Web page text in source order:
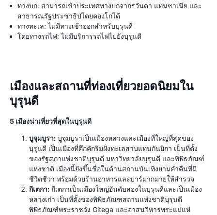
ทางบก: สามารถเข้าประเทศทางบกจากรวันดา แทนซาเนีย และ
สาธารณรัฐประชาธิปไตยคองโกได้
ทางทะเล: ไม่มีทางเข้าออกสำหรับบุรุนดี
โดยทางรถไฟ: ไม่มีบริการรถไฟไปยังบุรุนดี
เมืองและสถานที่ท่องเที่ยวยอดนิยมใน
บุรุนดี
5 เมืองน่าเที่ยวที่สุดในบุรุนดี
บูจุมบูรา: บูจุมบูราเป็นเมืองหลวงและเมืองที่ใหญ่ที่สุดของ
บุรุนดี เป็นเมืองที่คึกคักริมฝั่งทะเลสาบแทนกันยิกา เป็นที่ตั้ง
ของรัฐสภาแห่งชาติบุรุนดี มหาวิทยาลัยบุรุนดี และพิพิธภัณฑ์
แห่งชาติ เมืองนี้ยังขึ้นชื่อในด้านสถานบันเทิงยามค่ำคืนที่มี
ชีวิตชีวา พร้อมด้วยร้านอาหารและบาร์มากมายให้สำรวจ
กีเตกา: กีเตกาเป็นเมืองใหญ่อันดับสองในบุรุนดีและเป็นเมือง
หลวงเก่า เป็นที่ตั้งของพิพิธภัณฑสถานแห่งชาติบุรุนดี
พิพิธภัณฑ์พระราชวัง Gitega และอาสนวิหารพระแม่แห่